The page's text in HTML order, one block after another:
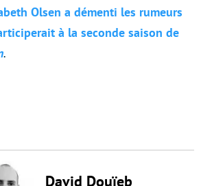
Olsen a démenti les rumeurs
à la seconde saison de
.
David Douïeb